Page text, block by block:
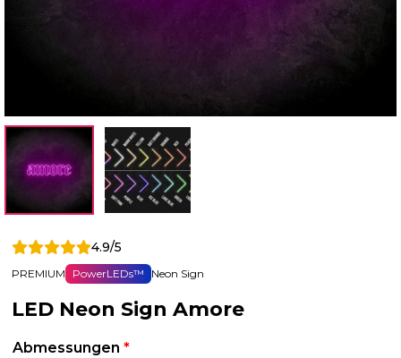
4.9/5
PREMIUM PowerLEDs™ Neon Sign
LED Neon Sign Amore
Abmessungen *